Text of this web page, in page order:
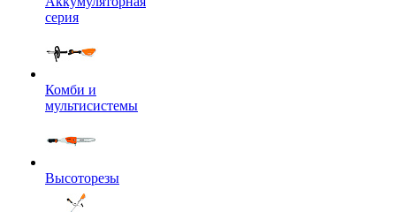
серия
Комби и
мультисистемы
Высоторезы